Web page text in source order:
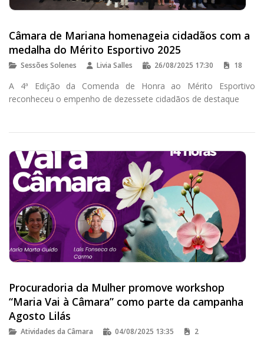
Câmara de Mariana homenageia cidadãos com a
medalha do Mérito Esportivo 2025
Sessões Solenes Livia Salles 26/08/2025 17:30 18
A 4ª Edição da Comenda de Honra ao Mérito Esportivo
reconheceu o empenho de dezessete cidadãos de destaque
Procuradoria da Mulher promove workshop
“Maria Vai à Câmara” como parte da campanha
Agosto Lilás
Atividades da Câmara 04/08/2025 13:35 2